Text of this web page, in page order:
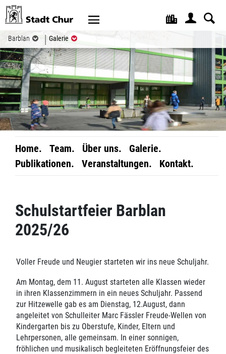
Kopfzeile
Barblan Galerie (ausgewählt)
Home. Team. Über uns.
Galerie.
Publikationen.
Veranstaltungen. Kontakt.
Inhalt
Schulstartfeier Barblan
2025/26
Voller Freude und Neugier starteten wir ins neue Schuljahr.
Am Montag, dem 11. August starteten alle Klassen wieder
in ihren Klassenzimmern in ein neues Schuljahr. Passend
zur Hitzewelle gab es am Dienstag, 12.August, dann
angeleitet von Schulleiter Marc Fässler Freude-Wellen von
Kindergarten bis zu Oberstufe, Kinder, Eltern und
Lehrpersonen, alle gemeinsam. In einer sonnigen,
fröhlichen und musikalisch begleiteten Eröffnungsfeier des